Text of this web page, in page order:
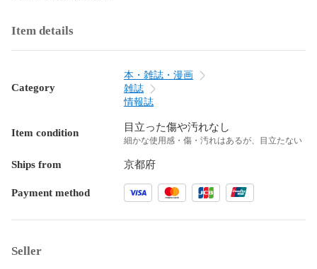
Item details
Category
本・雑誌・漫画
雑誌
情報誌
Item condition 目立った傷や汚れなし
細かな使用感・傷・汚れはあるが、目立たない
Ships from 京都府
Payment method
Seller